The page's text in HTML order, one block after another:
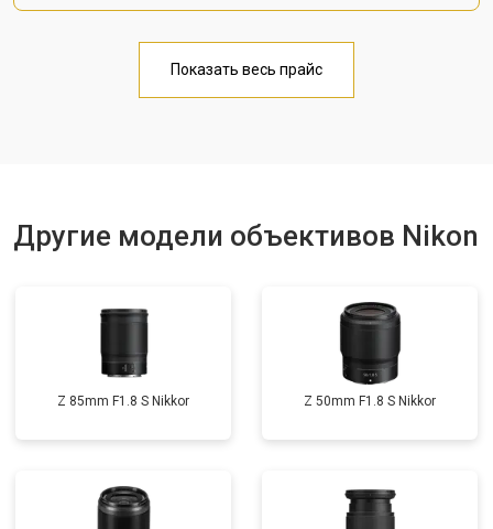
Показать весь прайс
Другие модели объективов Nikon
Z 85mm F1.8 S Nikkor Z 50mm F1.8 S Nikkor